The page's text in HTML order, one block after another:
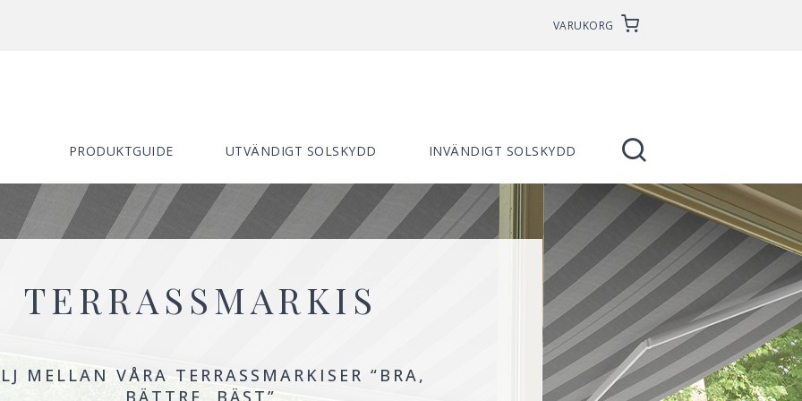
VARUKORG
PRODUKTGUIDE UTVÄNDIGT SOLSKYDD INVÄNDIGT SOLSKYDD
TERRASSMARKIS
MELLAN VÅRA TERRASSMARKISER “BRA,
BÄTTRE, BÄST”